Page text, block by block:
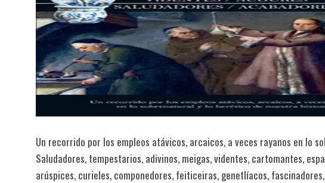
Un recorrido por los empleos atávicos, arcaicos, a veces rayanos en lo
Saludadores, tempestarios, adivinos, meigas, videntes, cartomantes,
arúspices, curieles, componedores, feiticeiras, genetlíacos,